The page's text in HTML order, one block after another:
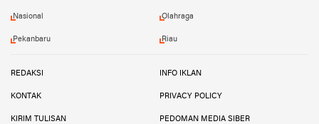
Nasional Olahraga
Pekanbaru Riau
REDAKSI INFO IKLAN
KONTAK PRIVACY POLICY
KIRIM TULISAN PEDOMAN MEDIA SIBER